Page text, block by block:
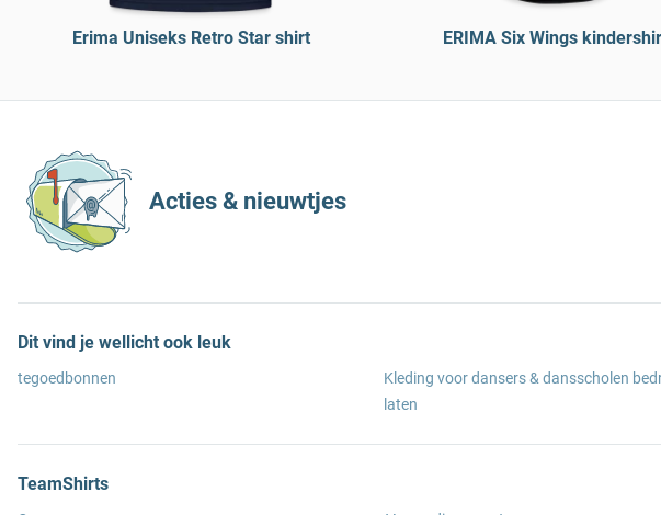
Erima Uniseks Retro Star shirt ERIMA Six Wings
Acties & nieuwtjes
Dit vind je wellicht ook leuk
tegoedbonnen
Kleding voor dansers & dansscholen
laten
TeamShirts